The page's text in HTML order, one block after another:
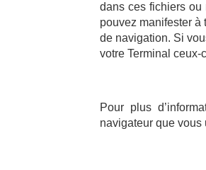
dans ces fichiers ou
pouvez manifester à
de navigation. Si
votre Terminal ceux-
Pour plus
navigateur que vous